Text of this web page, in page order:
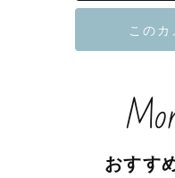
芸術学部 写真学科 卒
ウェディング挙式 / 披
おすす